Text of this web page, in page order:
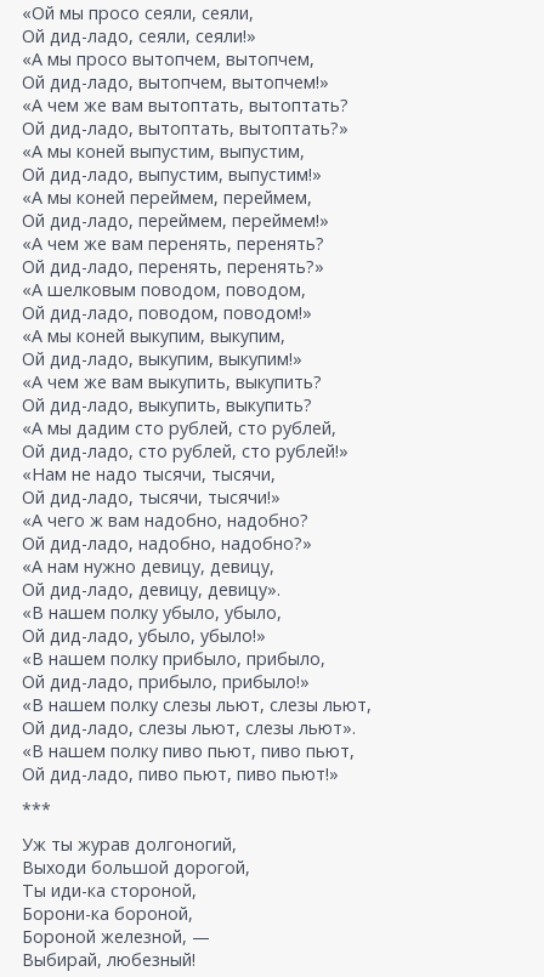
«Ой мы просо сеяли, сеяли,
Ой дид-ладо, сеяли, сеяли!»
«А мы просо вытопчем, вытопчем,
Ой дид-ладо, вытопчем, вытопчем!»
«А чем же вам вытоптать, вытоптать?
Ой дид-ладо, вытоптать, вытоптать?»
«А мы коней выпустим, выпустим,
Ой дид-ладо, выпустим, выпустим!»
«А мы коней переймем, переймем,
Ой дид-ладо, переймем, переймем!»
«А чем же вам перенять, перенять?
Ой дид-ладо, перенять, перенять?»
«А шелковым поводом, поводом,
Ой дид-ладо, поводом, поводом!»
«А мы коней выкупим, выкупим,
Ой дид-ладо, выкупим, выкупим!»
«А чем же вам выкупить, выкупить?
Ой дид-ладо, выкупить, выкупить?
«А мы дадим сто рублей, сто рублей,
Ой дид-ладо, сто рублей, сто рублей!»
«Нам не надо тысячи, тысячи,
Ой дид-ладо, тысячи, тысячи!»
«А чего ж вам надобно, надобно?
Ой дид-ладо, надобно, надобно?»
«А нам нужно девицу, девицу,
Ой дид-ладо, девицу, девицу».
«В нашем полку убыло, убыло,
Ой дид-ладо, убыло, убыло!»
«В нашем полку прибыло, прибыло,
Ой дид-ладо, прибыло, прибыло!»
«В нашем полку слезы льют, слезы льют,
Ой дид-ладо, слезы льют, слезы льют».
«В нашем полку пиво пьют, пиво пьют,
Ой дид-ладо, пиво пьют, пиво пьют!»
***
Уж ты журав долгоногий,
Выходи большой дорогой,
Ты иди-ка стороной,
Борони-ка бороной,
Бороной железной, —
Выбирай, любезный!